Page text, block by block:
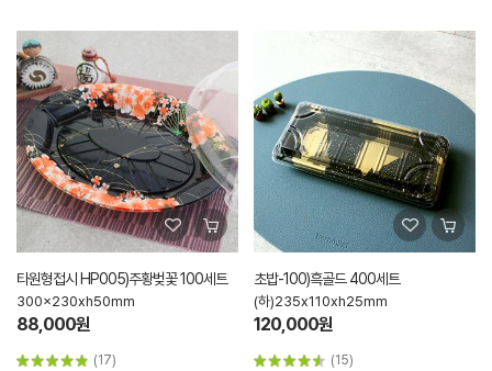
타원형접시 HP005)주황벚꽃 100세트
300x230xh50mm
88,000원
(17)
초밥-100)흑골드 400세트
(하)235x110xh25mm
120,000원
(15)